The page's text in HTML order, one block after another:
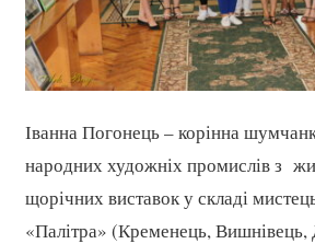
Іванна Погонець – корінна
народних художніх промислів з
щорічних виставок у складі
«Палітра» (Кременець,